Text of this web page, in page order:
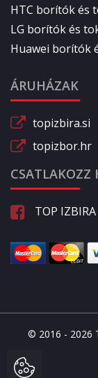
HTC borítók és
LG borítók és
Huawei borítók
ÁRUHÁZAK
topizbira.si
topizbor.hr
CSATLAKOZZ
TOP
© 2016 - 2026